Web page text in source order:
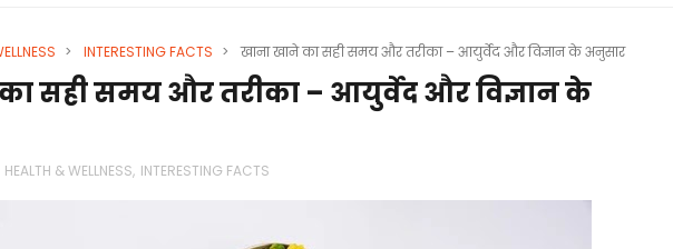
> INTERESTING FACTS > खाना खाने का सही समय और तरीका – आयुर्वेद और विज्ञान के अनुसार
सही समय और तरीका – आयुर्वेद और विज्ञान के
HEALTH & WELLNESS, INTERESTING FACTS